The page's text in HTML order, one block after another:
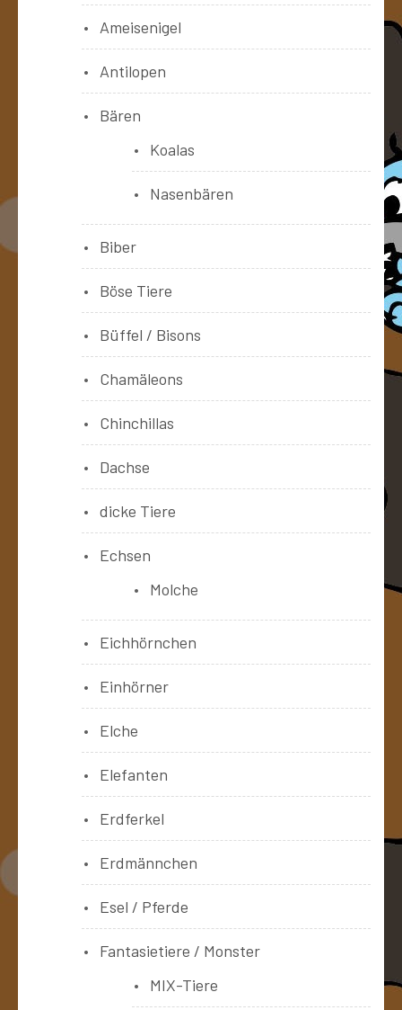
Ameisenigel
Antilopen
Bären
Koalas
Nasenbären
Biber
Böse Tiere
Büffel / Bisons
Chamäleons
Chinchillas
Dachse
dicke Tiere
Echsen
Molche
Eichhörnchen
Einhörner
Elche
Elefanten
Erdferkel
Erdmännchen
Esel / Pferde
Fantasietiere / Monster
MIX-Tiere